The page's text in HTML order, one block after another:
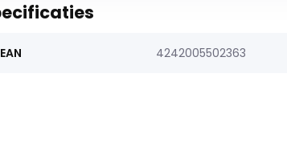
EAN 4242005502363